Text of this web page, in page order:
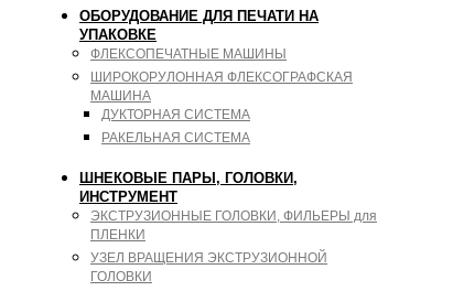
ОБОРУДОВАНИЕ ДЛЯ ПЕЧАТИ НА
УПАКОВКЕ
ФЛЕКСОПЕЧАТНЫЕ МАШИНЫ
ШИРОКОРУЛОННАЯ ФЛЕКСОГРАФСКАЯ
МАШИНА
ДУКТОРНАЯ СИСТЕМА
РАКЕЛЬНАЯ СИСТЕМА
ШНЕКОВЫЕ ПАРЫ, ГОЛОВКИ,
ИНСТРУМЕНТ
ЭКСТРУЗИОННЫЕ ГОЛОВКИ, ФИЛЬЕРЫ для
ПЛЕНКИ
УЗЕЛ ВРАЩЕНИЯ ЭКСТРУЗИОННОЙ
ГОЛОВКИ